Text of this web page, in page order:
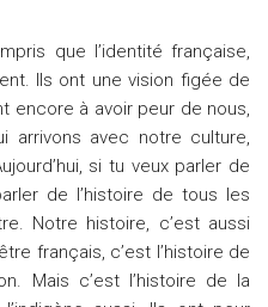
que l’identité française,
Ils ont une vision figée de
encore à avoir peur de nous,
arrivons avec notre culture,
si tu veux parler de
de l’histoire de tous les
Notre histoire, c’est aussi
français, c’est l’histoire de
Mais c’est l’histoire de la